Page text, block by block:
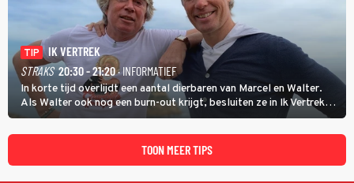
TIP
IK VERTREK
STRAKS 20:30 - 21:20· INFORMATIEF
In korte tijd overlijdt een aantal dierbaren van Marcel en Walter.
Als Walter ook nog een burn-out krijgt, besluiten ze in Ik Vertrek
een nieuwe start te maken door een B&B in Spanje te openen, waar
ze een moeizame start beleven. (HH)
TOON MEER TIPS